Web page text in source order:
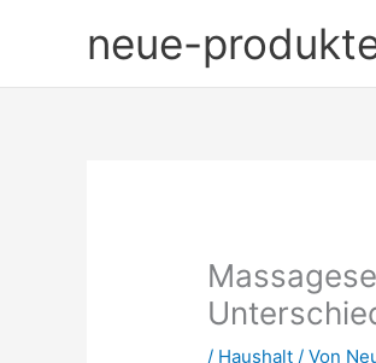
neue-
/ Haushalt / Von